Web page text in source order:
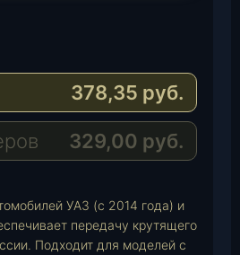
378,35 руб.
329,00 руб.
УАЗ (с 2014 года) и
передачу крутящего
Подходит для моделей с